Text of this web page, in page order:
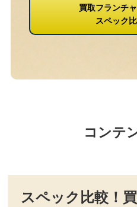
買取フランチ
スペック
コンテ
スペック比較！